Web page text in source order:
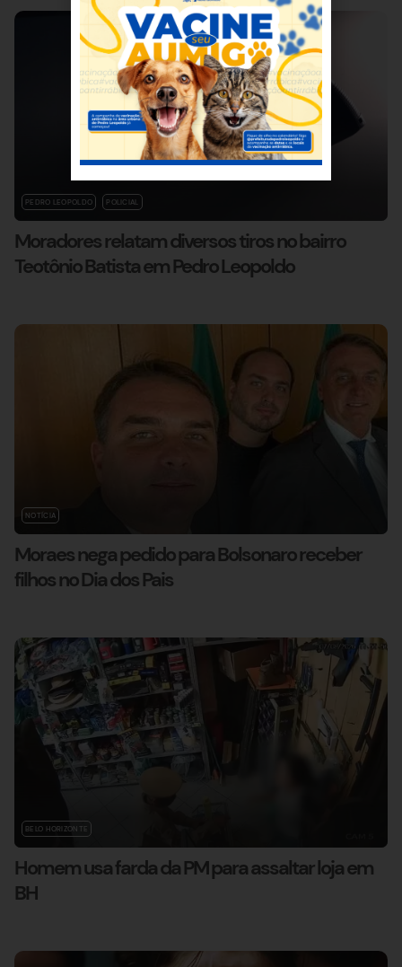
PEDRO LEOPOLDO POLICIAL
Moradores relatam diversos tiros no bairro
Teotônio Batista em Pedro Leopoldo
NOTÍCIA
Moraes nega pedido para Bolsonaro receber
filhos no Dia dos Pais
BELO HORIZONTE
Homem usa farda da PM para assaltar loja em
BH